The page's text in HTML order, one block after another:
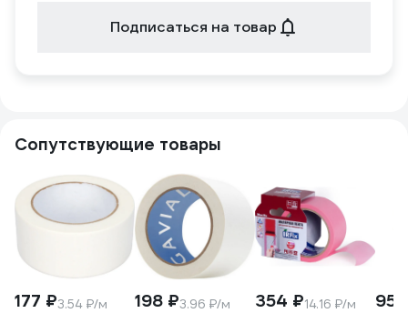
Подписаться на товар
Сопутствующие товары
177 ₽3.54 ₽/м 198 ₽3.96 ₽/м 354 ₽14.16 ₽/м